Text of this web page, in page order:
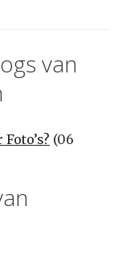
van
(06